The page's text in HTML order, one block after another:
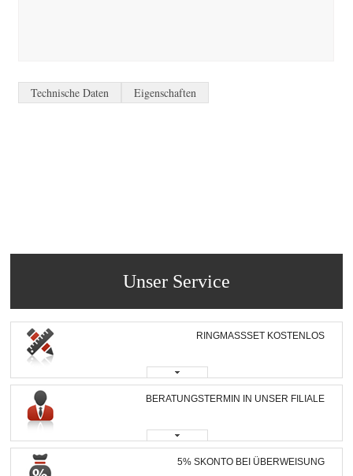
Technische Daten Eigenschaften
Unser Service
RINGMASSSET KOSTENLOS
BERATUNGSTERMIN IN UNSER FILIALE
5% SKONTO BEI ÜBERWEISUNG